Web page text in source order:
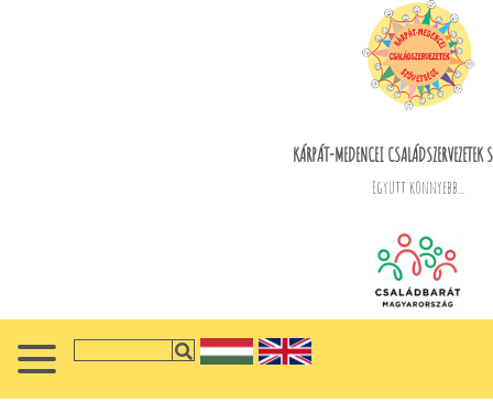
KÁRPÁT-MEDENCEI CSALÁDSZERVEZETEK
Együtt könnyebb...